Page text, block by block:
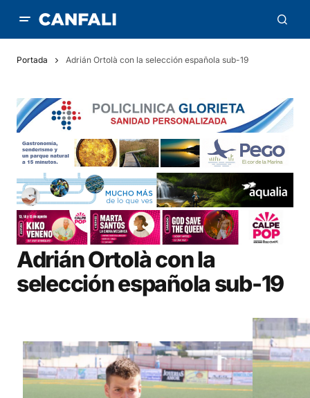
Portada Adrián Ortolà con la selección española sub-19
Adrián Ortolà con la
selección española sub-19